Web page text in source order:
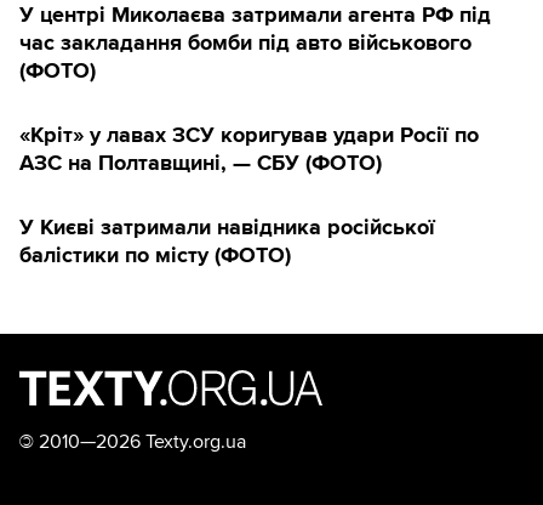
У центрі Миколаєва затримали агента РФ під
час закладання бомби під авто військового
(ФОТО)
«Кріт» у лавах ЗСУ коригував удари Росії по
АЗС на Полтавщині, — СБУ (ФОТО)
У Києві затримали навідника російської
балістики по місту (ФОТО)
© 2010—2026 Texty.org.ua